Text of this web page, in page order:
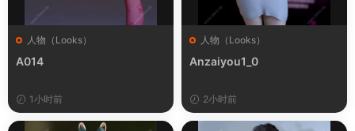
人物（Looks）
A014
1小时前
人物（Looks）
Anzaiyou1_0
2小时前